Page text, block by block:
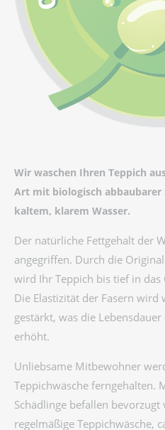
Wir waschen Ihren Teppich
Art mit biologisch abbaubarer
kaltem, klarem Wasser.
Der natürliche Fettgehalt der
angegriffen. Durch die
wird Ihr Teppich bis tief in das
Die Elastizität der Fasern wird
gestärkt, was die
erhöht.
Unliebsame Mitbewohner
Teppichwäsche ferngehalten.
Schädlinge befallen
regelmäßige Teppichwäsche,